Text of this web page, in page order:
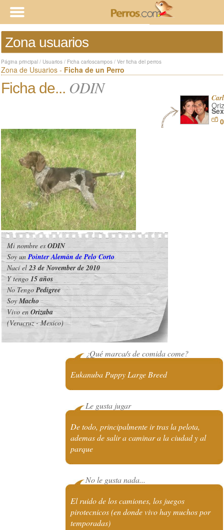
Zona usuarios
Página principal / Usuarios / Ficha carloscampos / Ver ficha del perros
Zona de Usuarios - Ficha de un Perro
Ficha de... ODIN
Mi nombre es ODIN
Soy unPointer Alemán de Pelo Corto
Nací el23 de November de 2010
Y tengo 15 años
No TengoPedigree
SoyMacho
Vivo enOrizaba
(Veracruz - Mexico)
¿Qué marca/s de comida come?
Eukanuba Puppy Large Breed
Le gusta jugar
De todo, principalmente ir tras la pelota,
ademas de salir a caminar a la ciudad y al
parque
No le gusta nada...
El ruido de los camiones, los juegos
pirotecnicos (en donde vivo hay muchos por
temporadas)